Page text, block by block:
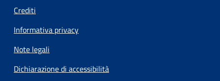
Crediti
Informativa privacy
Note legali
Dichiarazione di accessibilità